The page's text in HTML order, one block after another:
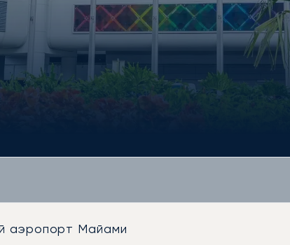
аэропорт Майами